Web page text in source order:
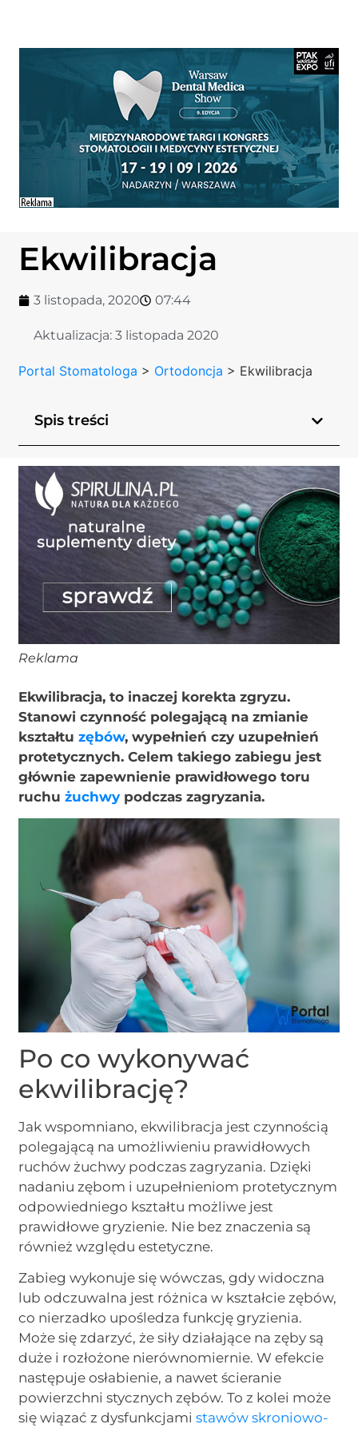
Ekwilibracja
3 listopada, 2020 07:44
Aktualizacja:3 listopada 2020
Portal Stomatologa > Ortodoncja > Ekwilibracja
Spis treści
Reklama
Ekwilibracja, to inaczej korekta zgryzu.
Stanowi czynność polegającą na zmianie
kształtuzębów, wypełnień czy uzupełnień
protetycznych. Celem takiego zabiegu jest
głównie zapewnienie prawidłowego toru
ruchużuchwy podczas zagryzania.
Po co wykonywać
ekwilibrację?
Jak wspomniano, ekwilibracja jest czynnością
polegającą na umożliwieniu prawidłowych
ruchów żuchwy podczas zagryzania. Dzięki
nadaniu zębom i uzupełnieniom protetycznym
odpowiedniego kształtu możliwe jest
prawidłowe gryzienie. Nie bez znaczenia są
również względu estetyczne.
Zabieg wykonuje się wówczas, gdy widoczna
lub odczuwalna jest różnica w kształcie zębów,
co nierzadko upośledza funkcję gryzienia.
Może się zdarzyć, że siły działające na zęby są
duże i rozłożone nierównomiernie. W efekcie
następuje osłabienie, a nawet ścieranie
powierzchni stycznych zębów. To z kolei może
się wiązać z dysfunkcjamistawów skroniowo-